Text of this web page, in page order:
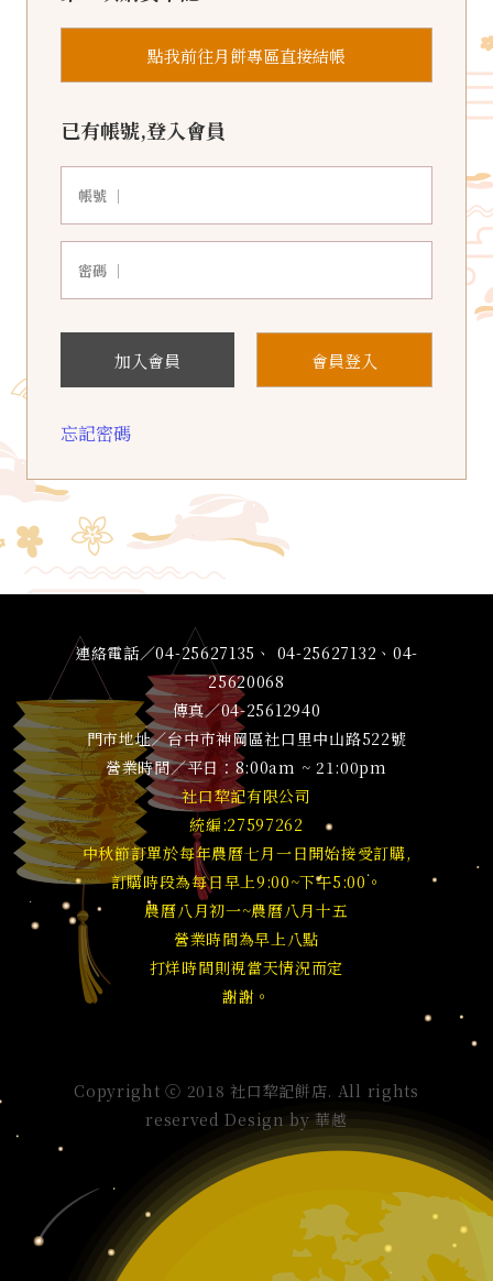
點我前往月餅專區直接結帳
已有帳號,登入會員
帳號 ｜
密碼 ｜
加入會員 會員登入
忘記密碼
連絡電話／04-25627135、 04-25627132、04-
25620068
傳真／04-25612940
門市地址／台中市神岡區社口里中山路522號
營業時間／平日：8:00am ~ 21:00pm
社口犂記有限公司
統編:27597262
中秋節訂單於每年農曆七月一日開始接受訂購,
訂購時段為每日早上9:00~下午5:00。
農曆八月初一~農曆八月十五
營業時間為早上八點
打烊時間則視當天情況而定
謝謝。
Copyright ⓒ 2018 社口犂記餅店. All rights
reserved Design by華越